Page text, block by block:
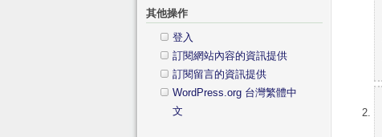
其他操作
登入
訂閱網站內容的資訊提供
訂閱留言的資訊提供
WordPress.org 台灣繁體中
文